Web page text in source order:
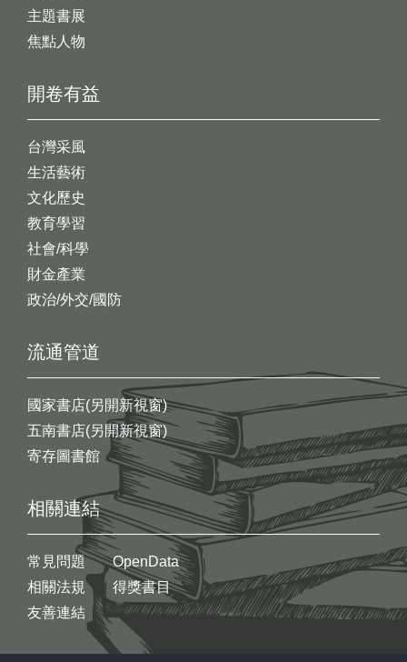
開卷有益
台灣采風
生活藝術
文化歷史
教育學習
社會/科學
財金產業
政治/外交/國防
主題書展
焦點人物
流通管道
國家書店(另開新視窗)
五南書店(另開新視窗)
寄存圖書館
相關連結
常見問題
相關法規
友善連結
OpenData
得獎書目